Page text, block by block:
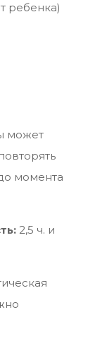
ребенка)
может
момента
2,5 ч. и